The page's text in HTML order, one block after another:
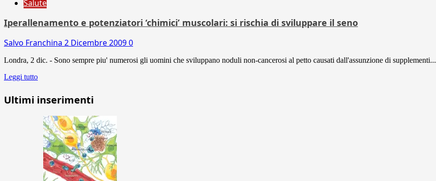
Salute
Iperallenamento e potenziatori ‘chimici’ muscolari: si rischia di sviluppare il seno
Salvo Franchina 2 Dicembre 20090
Londra, 2 dic. - Sono sempre piu' numerosi gli uomini che sviluppano noduli non-cancerosi al petto causati dall'assunzione di supplementi...
Leggi tutto
Ultimi inserimenti